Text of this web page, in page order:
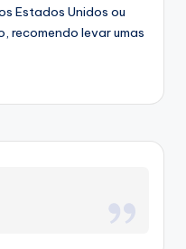
Estados Unidos ou
recomendo levar umas